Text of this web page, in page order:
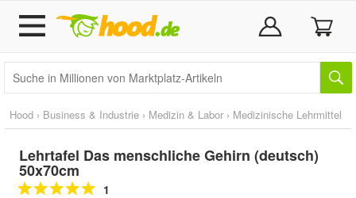
Hood › Business & Industrie › Medizin & Labor › Medizinische Lehrmittel
Lehrtafel Das menschliche Gehirn (deutsch)
50x70cm
1